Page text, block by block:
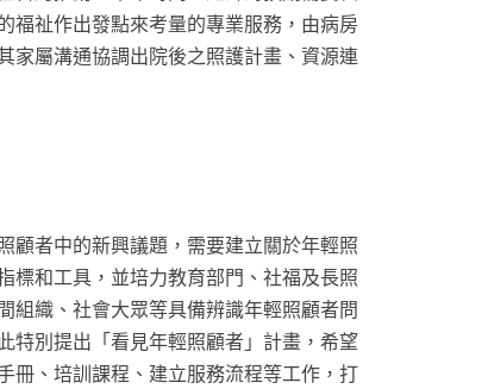
福祉作出發點來考量的專業服務，由病房
家屬溝通協調出院後之照護計畫、資源連
顧者中的新興議題，需要建立關於年輕照
標和工具，並培力教育部門、社福及長照
組織、社會大眾等具備辨識年輕照顧者問
特別提出「看見年輕照顧者」計畫，希望
冊、培訓課程、建立服務流程等工作，打